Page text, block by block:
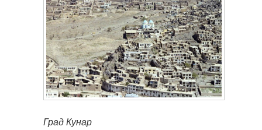
Град Кунар